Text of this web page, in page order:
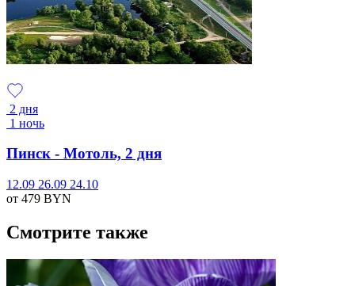
2 дня
1 ночь
Пинск - Мотоль, 2 дня
12.09 26.09 24.10
от 479 BYN
Смотрите также